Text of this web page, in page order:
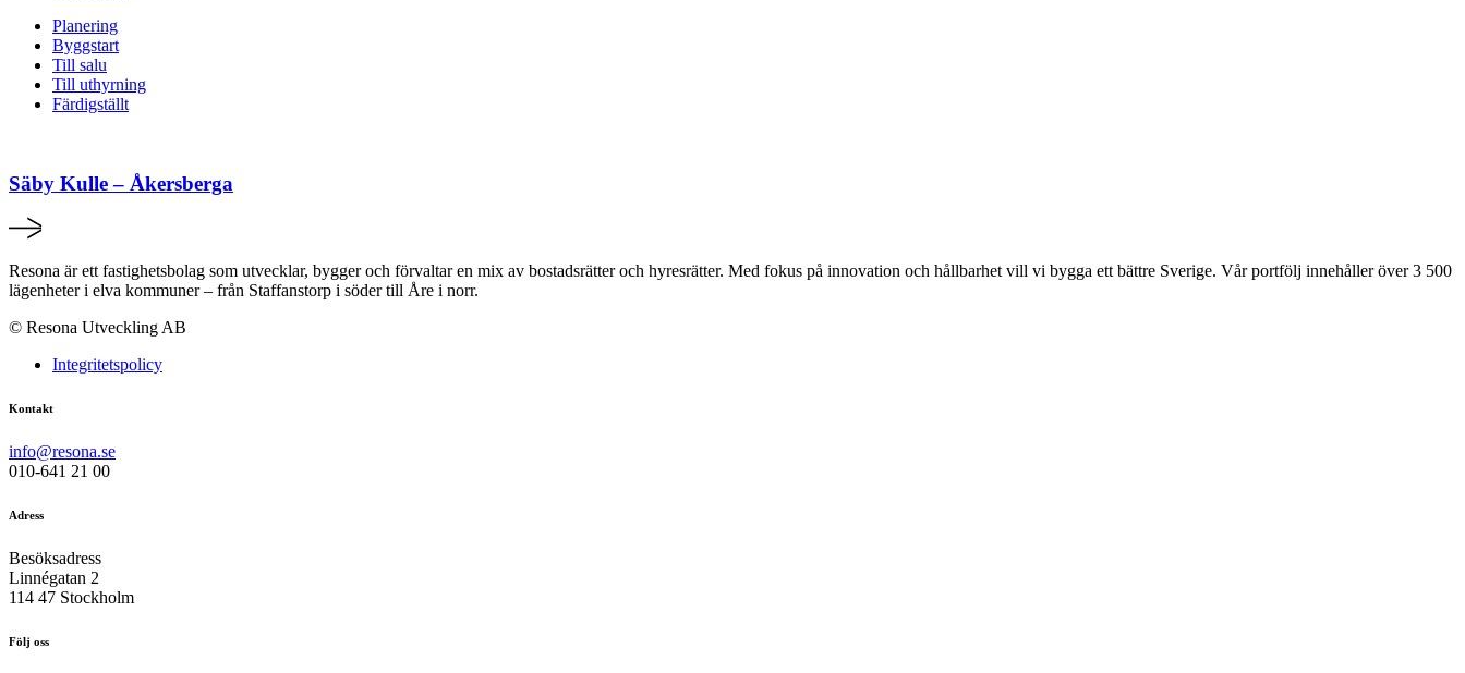
Planering
Byggstart
Till salu
Till uthyrning
Färdigställt
Säby Kulle – Åkersberga
Resona är ett fastighetsbolag som utvecklar, bygger och förvaltar en mix av bostadsrätter och hyresrätter. Med fokus på innovation och hållbarhet vill vi bygga ett bättre Sverige. Vår portfölj innehåller över 3 500
lägenheter i elva kommuner – från Staffanstorp i söder till Åre i norr.
© Resona Utveckling AB
Integritetspolicy
Kontakt
info@resona.se
010-641 21 00
Adress
Besöksadress
Linnégatan 2
114 47 Stockholm
Följ oss